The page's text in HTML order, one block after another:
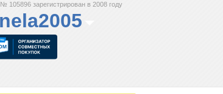
105896 зарегистрирован в 2008 году